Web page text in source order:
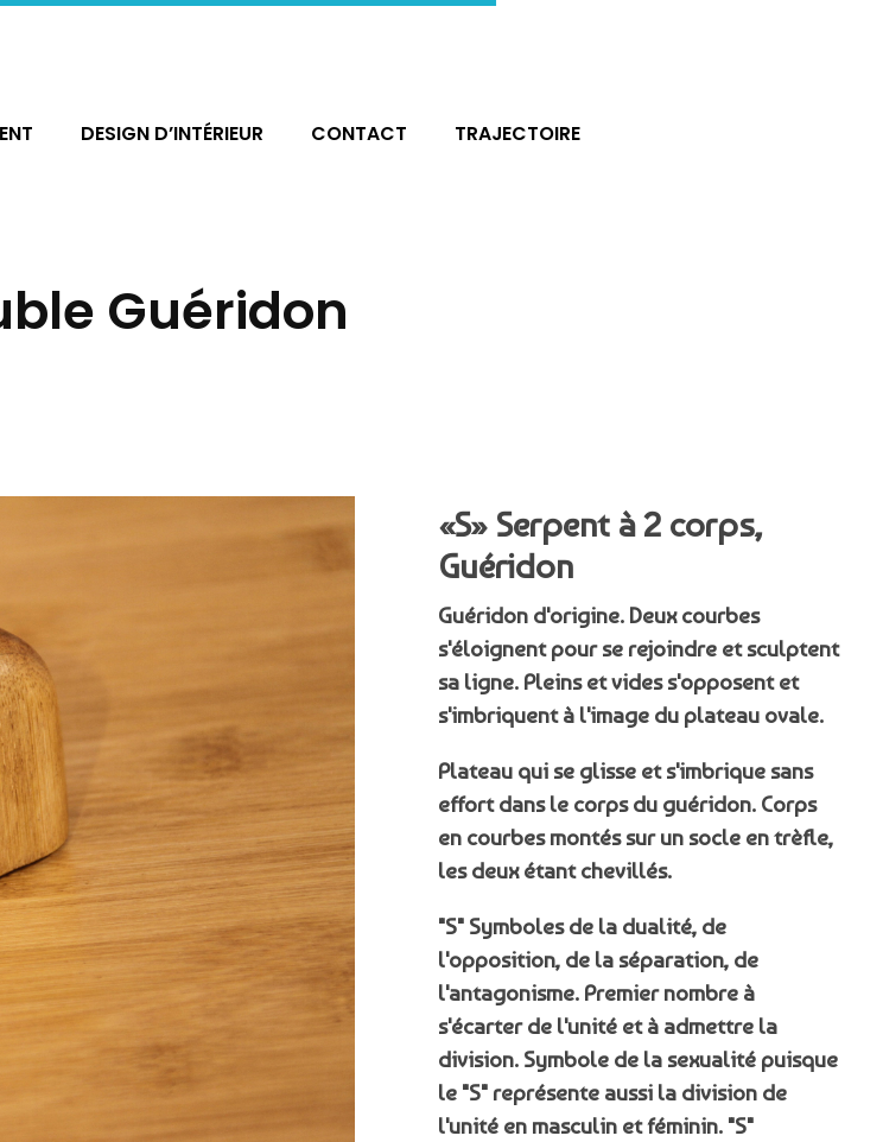
DESIGN D’INTÉRIEUR CONTACT TRAJECTOIRE
Guéridon
«S» Serpent à 2 corps,
Guéridon
Guéridon d'origine. Deux courbes
s'éloignent pour se rejoindre et sculptent
sa ligne. Pleins et vides s'opposent et
s'imbriquent à l'image du plateau ovale.
Plateau qui se glisse et s'imbrique sans
effort dans le corps du guéridon. Corps
en courbes montés sur un socle en trèfle,
les deux étant chevillés.
"S" Symboles de la dualité, de
l'opposition, de la séparation, de
l'antagonisme. Premier nombre à
s'écarter de l'unité et à admettre la
division. Symbole de la sexualité puisque
le "S" représente aussi la division de
l'unité en masculin et féminin. "S"